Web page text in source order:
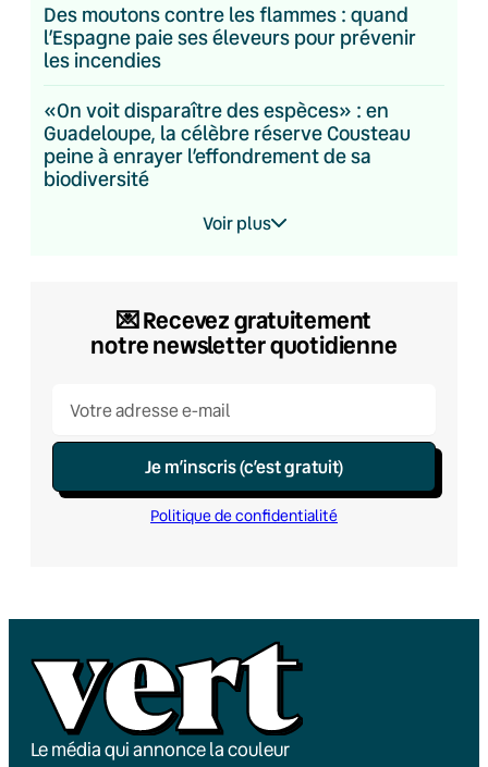
Des moutons contre les flammes : quand
l’Espagne paie ses éleveurs pour prévenir
les incendies
«On voit disparaître des espèces» : en
Guadeloupe, la célèbre réserve Cousteau
peine à enrayer l’effondrement de sa
biodiversité
Voir plus
💌​ Recevez gratuitement
notre newsletter quotidienne
Je m’inscris (c’est gratuit)
Politique de confidentialité
Le média qui annonce la couleur